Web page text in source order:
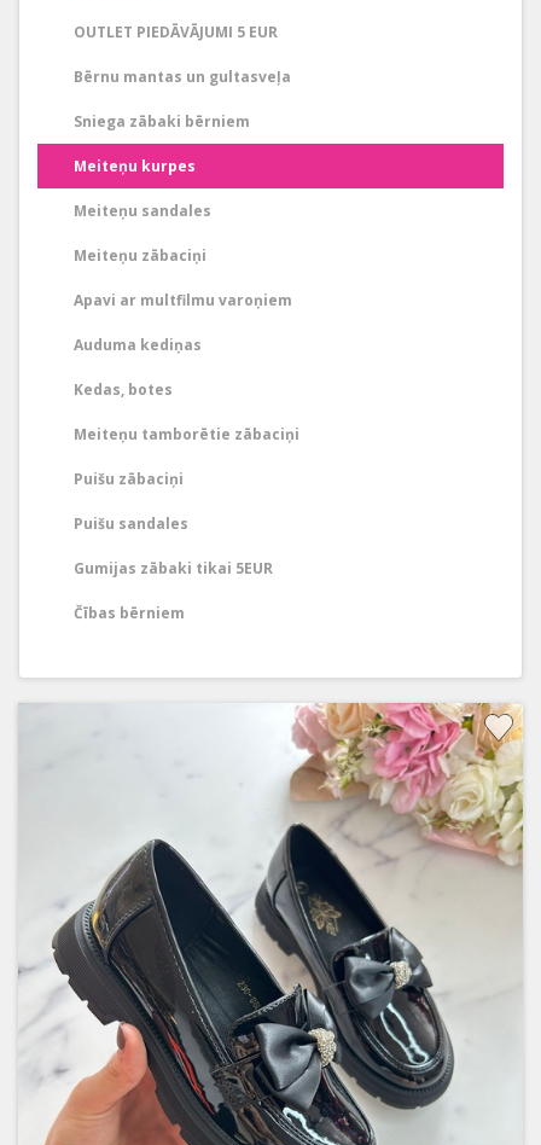
OUTLET PIEDĀVĀJUMI 5 EUR
Bērnu mantas un gultasveļa
Sniega zābaki bērniem
Meiteņu kurpes
Meiteņu sandales
Meiteņu zābaciņi
Apavi ar multfilmu varoņiem
Auduma kediņas
Kedas, botes
Meiteņu tamborētie zābaciņi
Puišu zābaciņi
Puišu sandales
Gumijas zābaki tikai 5EUR
Čības bērniem